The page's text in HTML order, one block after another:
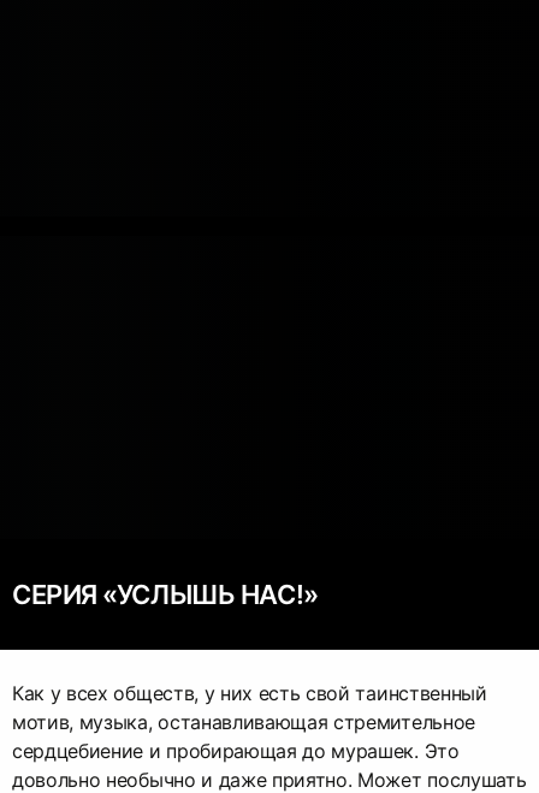
СЕРИЯ «УСЛЫШЬ НАС!»
Как у всех обществ, у них есть свой таинственный
мотив, музыка, останавливающая стремительное
сердцебиение и пробирающая до мурашек. Это
довольно необычно и даже приятно. Может послушать